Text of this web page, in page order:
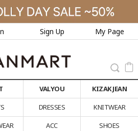
Sign Up My Page
VALYOU
KIZAK JEAN
DRESSES
KNITWEAR
ACC
SHOES